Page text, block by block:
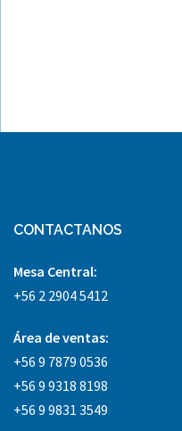
CONTACTANOS
Mesa Central:
+56 2 2904 5412
Área de ventas:
+56 9 7879 0536
+56 9 9318 8198
+56 9 9831 3549